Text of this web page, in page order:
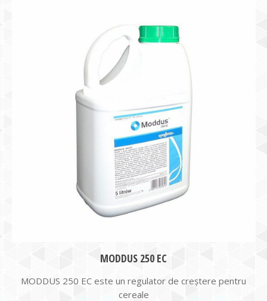
MODDUS 250 EC
MODDUS 250 EC este un regulator de creştere pentru
cereale